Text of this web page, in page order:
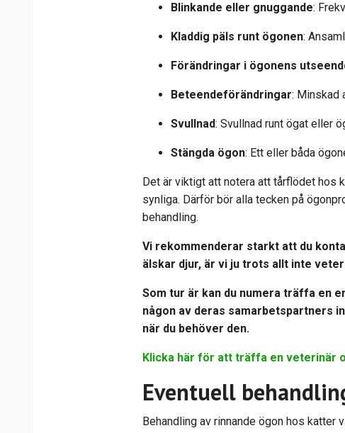
Blinkande eller gnuggande:
Kladdig päls runt ögonen:
Förändringar i ögonens
Beteendeförändringar: Minskad
Svullnad: Svullnad runt ögat eller
Stängda ögon: Ett eller båda
Det är viktigt att notera att tårflödet hos
synliga. Därför bör alla tecken på
behandling.
Vi rekommenderar starkt att du
älskar djur, är vi ju trots allt inte
Som tur är kan du numera träffa en
någon av deras samarbetspartners
när du behöver den.
Klicka här för att träffa en veterinär
Eventuell
Behandling av rinnande ögon hos katter